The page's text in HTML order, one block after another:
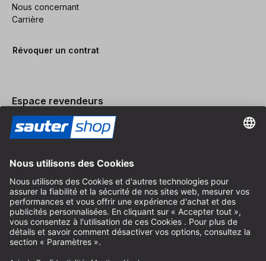
Nous concernant
Carrière
Révoquer un contrat
Espace revendeurs
Devenir revendeur
Mentions légales
Conditions Générales
Protection des Données
Paramètres des Cookies